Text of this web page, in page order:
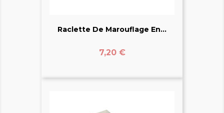
Raclette De Marouflage En...
Prix
7,20 €